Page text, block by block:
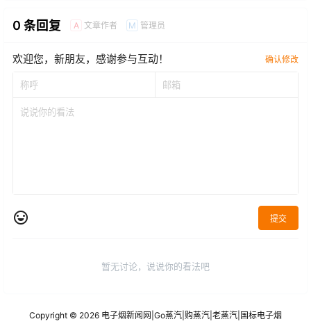
0 条回复 A 文章作者 M 管理员
欢迎您，新朋友，感谢参与互动！ 确认修改
提交
暂无讨论，说说你的看法吧
Copyright © 2026 电子烟新闻网 Go蒸汽 购蒸汽 老蒸汽 国标电子烟